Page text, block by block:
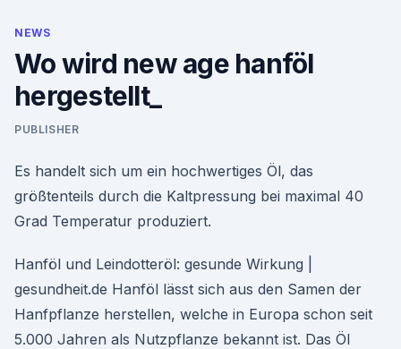
NEWS
Wo wird new age hanföl
hergestellt_
PUBLISHER
Es handelt sich um ein hochwertiges Öl, das
größtenteils durch die Kaltpressung bei maximal 40
Grad Temperatur produziert.
Hanföl und Leindotteröl: gesunde Wirkung |
gesundheit.de Hanföl lässt sich aus den Samen der
Hanfpflanze herstellen, welche in Europa schon seit
5.000 Jahren als Nutzpflanze bekannt ist. Das Öl